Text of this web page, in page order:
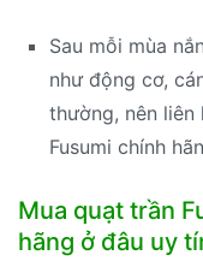
Sau mỗi mùa
như động cơ,
thường, nên liên
Fusumi chính
Mua quạt trần
hãng ở đâu uy